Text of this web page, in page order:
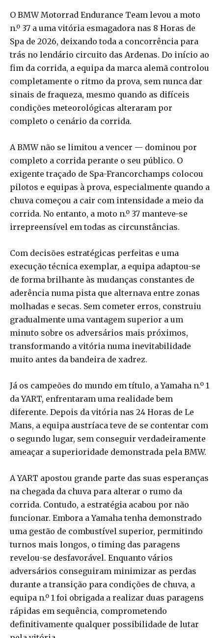
O BMW Motorrad Endurance Team levou a moto
n.º 37 a uma vitória esmagadora nas 8 Horas de
Spa de 2026, deixando toda a concorrência para
trás no lendário circuito das Ardenas. Do início ao
fim da corrida, a equipa da marca alemã controlou
completamente o ritmo da prova, sem nunca dar
sinais de fraqueza, mesmo quando as difíceis
condições meteorológicas alteraram por
completo o cenário da corrida.
A BMW não se limitou a vencer — dominou por
completo a corrida perante o seu público. O
exigente traçado de Spa-Francorchamps colocou
pilotos e equipas à prova, especialmente quando a
chuva começou a cair com intensidade a meio da
corrida. No entanto, a moto n.º 37 manteve-se
irrepreensível em todas as circunstâncias.
Com decisões estratégicas perfeitas e uma
execução técnica exemplar, a equipa adaptou-se
de forma brilhante às mudanças constantes de
aderência numa pista que alternava entre zonas
molhadas e secas. Sem cometer erros, construiu
gradualmente uma vantagem superior a um
minuto sobre os adversários mais próximos,
transformando a vitória numa inevitabilidade
muito antes da bandeira de xadrez.
Já os campeões do mundo em título, a Yamaha n.º 1
da YART, enfrentaram uma realidade bem
diferente. Depois da vitória nas 24 Horas de Le
Mans, a equipa austríaca teve de se contentar com
o segundo lugar, sem conseguir verdadeiramente
ameaçar a superioridade demonstrada pela BMW.
A YART apostou grande parte das suas esperanças
na chegada da chuva para alterar o rumo da
corrida. Contudo, a estratégia acabou por não
funcionar. Embora a Yamaha tenha demonstrado
uma gestão de combustível superior, permitindo
turnos mais longos, o timing das paragens
revelou-se desfavorável. Enquanto vários
adversários conseguiram minimizar as perdas
durante a transição para condições de chuva, a
equipa n.º 1 foi obrigada a realizar duas paragens
rápidas em sequência, comprometendo
definitivamente qualquer possibilidade de lutar